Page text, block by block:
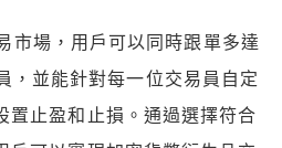
市場，用戶可以同時跟單多達
並能針對每一位交易員自定
置止盈和止損。通過選擇符合